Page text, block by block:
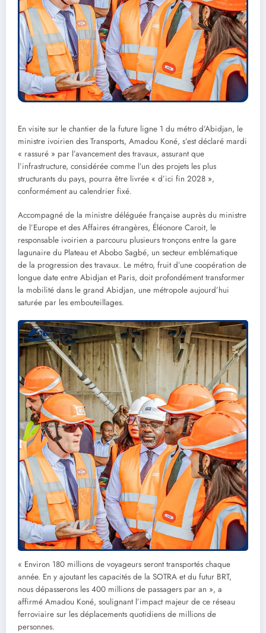
En visite sur le chantier de la future ligne 1 du métro d’Abidjan, le
ministre ivoirien des Transports, Amadou Koné, s’est déclaré mardi
« rassuré » par l’avancement des travaux, assurant que
l’infrastructure, considérée comme l’un des projets les plus
structurants du pays, pourra être livrée « d’ici fin 2028 »,
conformément au calendrier fixé.
Accompagné de la ministre déléguée française auprès du ministre
de l’Europe et des Affaires étrangères, Éléonore Caroit, le
responsable ivoirien a parcouru plusieurs tronçons entre la gare
lagunaire du Plateau et Abobo Sagbé, un secteur emblématique
de la progression des travaux. Le métro, fruit d’une coopération de
longue date entre Abidjan et Paris, doit profondément transformer
la mobilité dans le grand Abidjan, une métropole aujourd’hui
saturée par les embouteillages.
« Environ 180 millions de voyageurs seront transportés chaque
année. En y ajoutant les capacités de la SOTRA et du futur BRT,
nous dépasserons les 400 millions de passagers par an », a
affirmé Amadou Koné, soulignant l’impact majeur de ce réseau
ferroviaire sur les déplacements quotidiens de millions de
personnes.